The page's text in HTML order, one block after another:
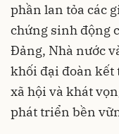
phần lan tỏa các
chứng sinh động
Đảng, Nhà nước
khối đại đoàn kết
xã hội và khát
phát triển bền